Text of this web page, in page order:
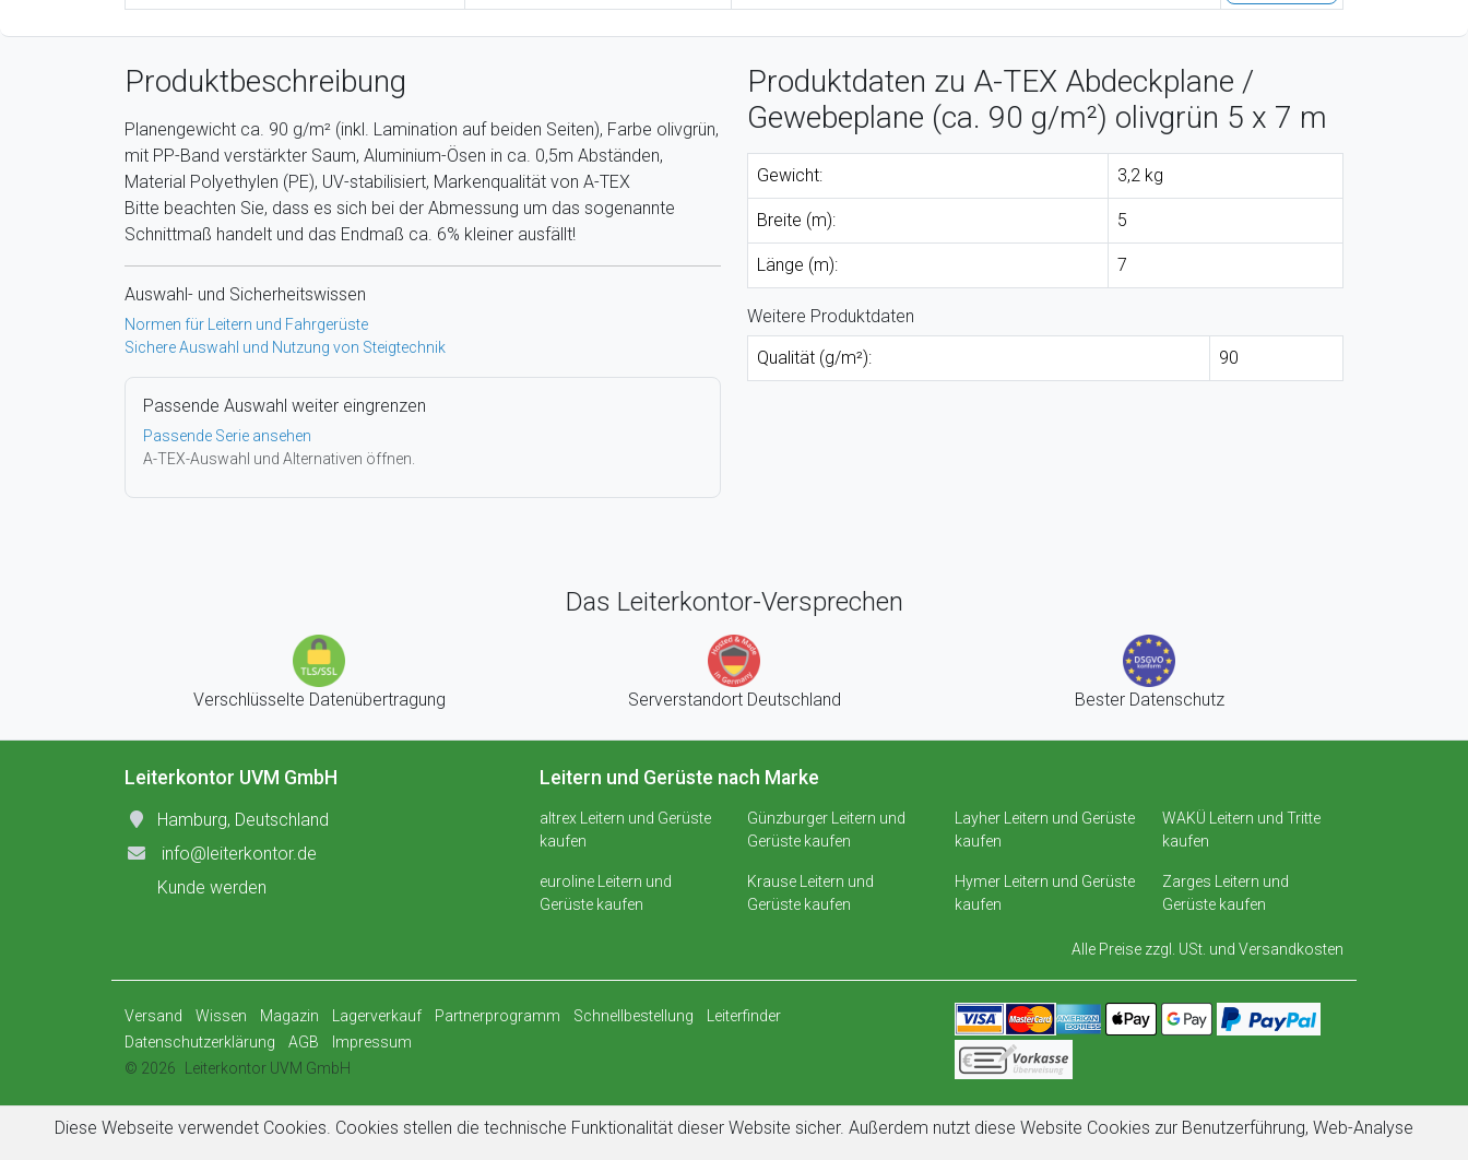
Produktbeschreibung
Planengewicht ca. 90 g/m² (inkl. Lamination auf beiden Seiten), Farbe olivgrün,
mit PP-Band verstärkter Saum, Aluminium-Ösen in ca. 0,5m Abständen,
Material Polyethylen (PE), UV-stabilisiert, Markenqualität von A-TEX
Bitte beachten Sie, dass es sich bei der Abmessung um das sogenannte
Schnittmaß handelt und das Endmaß ca. 6% kleiner ausfällt!
Auswahl- und Sicherheitswissen
Normen für Leitern und Fahrgerüste
Sichere Auswahl und Nutzung von Steigtechnik
Passende Auswahl weiter eingrenzen
Passende Serie ansehen
A-TEX-Auswahl und Alternativen öffnen.
Produktdaten zu A-TEX Abdeckplane /
Gewebeplane (ca. 90 g/m²) olivgrün 5 x 7 m
Gewicht: 3,2 kg
Breite (m): 5
Länge (m): 7
Weitere Produktdaten
Qualität (g/m²):
90
Das Leiterkontor-Versprechen
Verschlüsselte Datenübertragung Serverstandort Deutschland Bester Datenschutz
Leiterkontor UVM GmbH
Hamburg, Deutschland
info@leiterkontor.de
Kunde werden
Leitern und Gerüste nach Marke
altrex Leitern und Gerüste
kaufen
euroline Leitern und
Gerüste kaufen
Günzburger Leitern und
Gerüste kaufen
Krause Leitern und
Gerüste kaufen
Layher Leitern und Gerüste
kaufen
Hymer Leitern und Gerüste
kaufen
WAKÜ Leitern und Tritte
kaufen
Zarges Leitern und
Gerüste kaufen
Alle Preise zzgl. USt. und Versandkosten
Versand Wissen Magazin Lagerverkauf Partnerprogramm Schnellbestellung
Leiterfinder
Datenschutzerklärung
AGB
Impressum
© 2026
Leiterkontor UVM GmbH
Diese Webseite verwendet Cookies. Cookies stellen die technische Funktionalität dieser Website sicher. Außerdem nutzt diese Website Cookies zur Benutzerführung, Web-Analyse